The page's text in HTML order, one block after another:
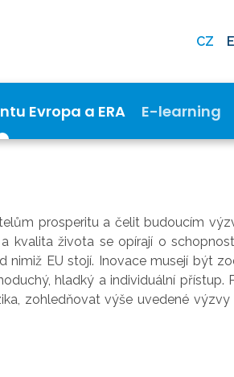
CZ
Evropa a ERA E-learning
prosperitu a čelit budoucím
kvalita života se opírají o
EU stojí. Inovace musejí být
hladký a individuální přístup.
zohledňovat výše uvedené